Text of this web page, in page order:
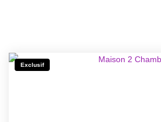
Exclusif